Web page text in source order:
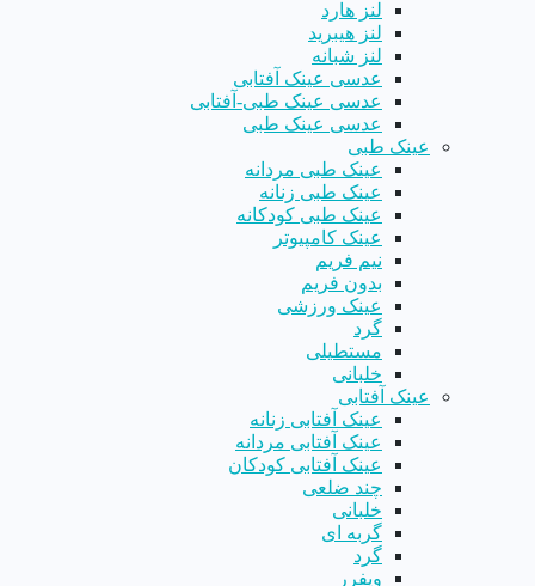
لنز هارد
لنز هیبرید
لنز شبانه
عدسی عینک آفتابی
عدسی عینک طبی-آفتابی
عدسی عینک طبی
عینک طبی
عینک طبی مردانه
عینک طبی زنانه
عینک طبی کودکانه
عینک کامپیوتر
نیم فریم
بدون فریم
عینک ورزشی
گرد
مستطیلی
خلبانی
عینک آفتابی
عینک آفتابی زنانه
عینک آفتابی مردانه
عینک آفتابی کودکان
چند ضلعی
خلبانی
گربه ای
گرد
ویفرر